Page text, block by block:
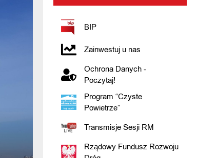
BIP
Zainwestuj u nas
Ochrona Danych -
Poczytaj!
Program “Czyste
Powietrze”
Transmisje Sesji RM
Rządowy Fundusz Rozwoju